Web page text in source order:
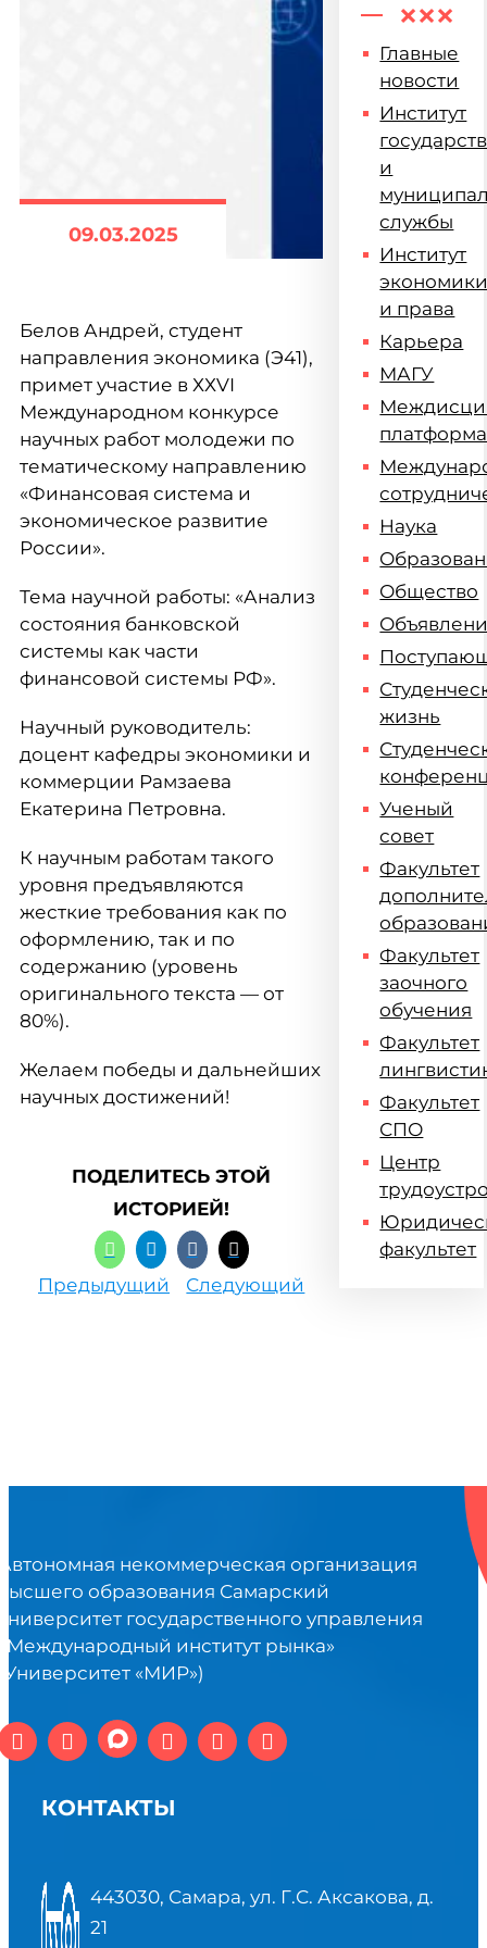
09.03.2025
Белов Андрей, студент
направления экономика (Э41),
примет участие в ХХVI
Международном конкурсе
научных работ молодежи по
тематическому направлению
«Финансовая система и
экономическое развитие
России».
Тема научной работы: «Анализ
состояния банковской
системы как части
финансовой системы РФ».
Научный руководитель:
доцент кафедры экономики и
коммерции Рамзаева
Екатерина Петровна.
К научным работам такого
уровня предъявляются
жесткие требования как по
оформлению, так и по
содержанию (уровень
оригинального текста — от
80%).
Желаем победы и дальнейших
научных достижений!
ПОДЕЛИТЕСЬ ЭТОЙ
ИСТОРИЕЙ!
Предыдущий Следующий
Главные
новости
Институт
и
службы
Институт
и права
Карьера
МАГУ
платформа
Наука
Общество
жизнь
Ученый
совет
Факультет
Факультет
заочного
обучения
Факультет
Факультет
СПО
Центр
факультет
некоммерческая организация
образования Самарский
государственного управления
институт рынка»
«МИР»)
КОНТАКТЫ
443030, Самара, ул. Г.С. Аксакова, д.
21